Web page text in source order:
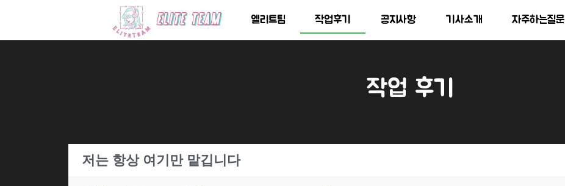
츠
엘리트팀 작업후기 공지사항 기사소개 자주하는질문
작업 후기
저는 항상 여기만 맡깁니다